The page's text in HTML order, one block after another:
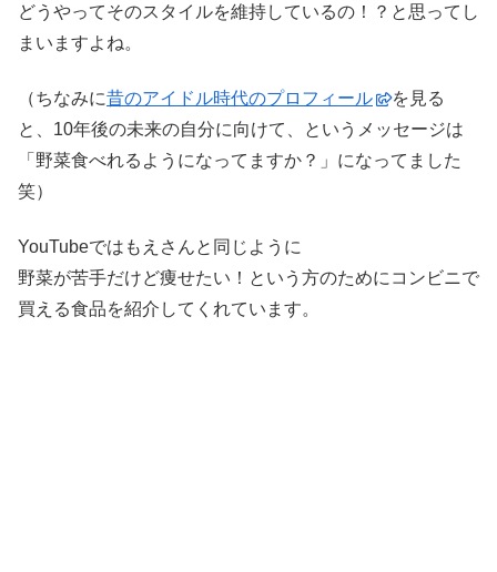
どうやってそのスタイルを維持しているの！？と思ってし
まいますよね。
（ちなみに昔のアイドル時代のプロフィール
を見る
と、10年後の未来の自分に向けて、というメッセージは
「野菜食べれるようになってますか？」になってました
笑）
YouTubeではもえさんと同じように
野菜が苦手だけど痩せたい！という方のためにコンビニで
買える食品を紹介してくれています。